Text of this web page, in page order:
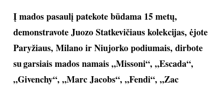
Į mados pasaulį patekote būdama 15 metų,
demonstravote Juozo Statkevičiaus kolekcijas, ėjote
Paryžiaus, Milano ir Niujorko podiumais, dirbote
su garsiais mados namais „Missoni“, „Escada“,
„Givenchy“, „Marc Jacobs“, „Fendi“, „Zac